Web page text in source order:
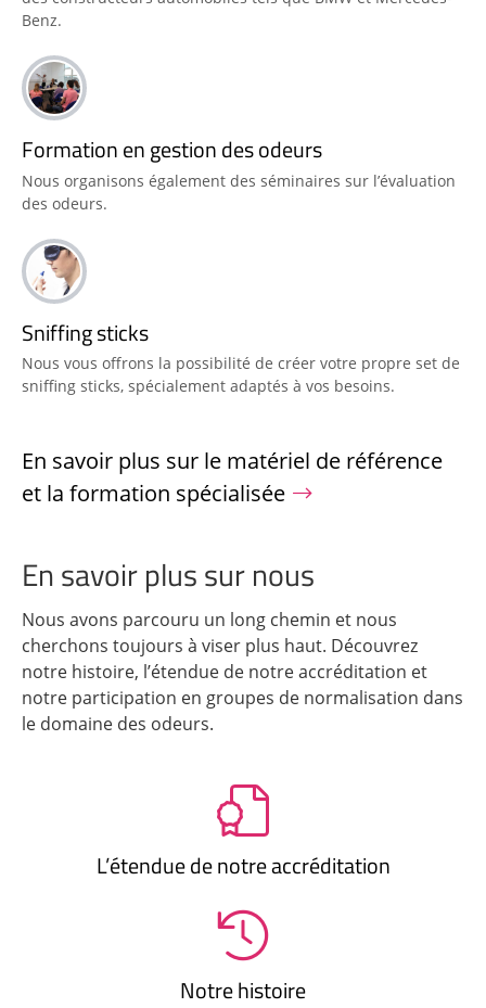
Benz.
Formation en gestion des odeurs
Nous organisons également des séminaires sur l’évaluation
des odeurs.
Sniffing sticks
Nous vous offrons la possibilité de créer votre propre set de
sniffing sticks, spécialement adaptés à vos besoins.
En savoir plus sur le matériel de référence
et la formation spécialisée
En savoir plus sur nous
Nous avons parcouru un long chemin et nous
cherchons toujours à viser plus haut. Découvrez
notre histoire, l’étendue de notre accréditation et
notre participation en groupes de normalisation dans
le domaine des odeurs.
L’étendue de notre accréditation
Notre histoire